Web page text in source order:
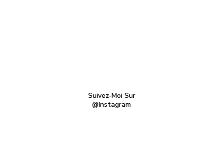
Suivez-Moi Sur
@Instagram